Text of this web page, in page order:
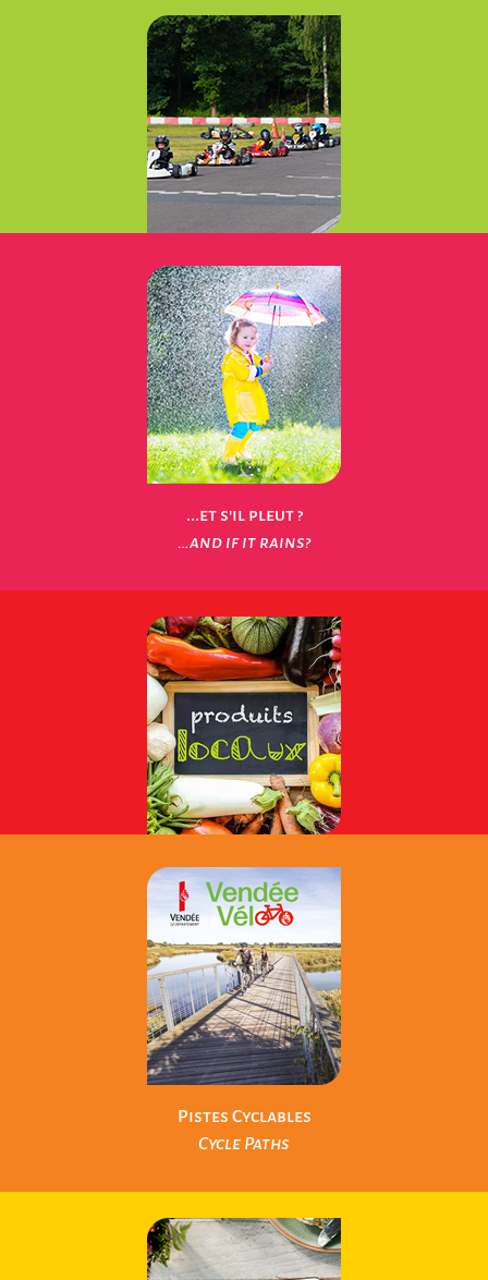
Loisirs Sensations
Leisures Sensations
...et s'il pleut ?
…and if it rains?
Produits Locaux
Local Products
Pistes Cyclables
Cycle Paths